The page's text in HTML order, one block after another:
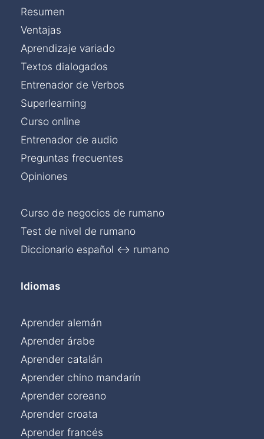
Resumen
Ventajas
Aprendizaje variado
Textos dialogados
Entrenador de Verbos
Superlearning
Curso online
Entrenador de audio
Preguntas frecuentes
Opiniones
Curso de negocios de rumano
Test de nivel de rumano
Diccionario español ↔ rumano
Idiomas
Aprender alemán
Aprender árabe
Aprender catalán
Aprender chino mandarín
Aprender coreano
Aprender croata
Aprender francés